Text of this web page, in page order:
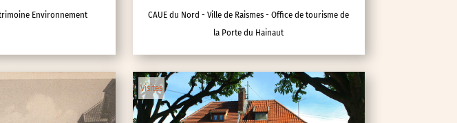
Environnement
CAUE du Nord - Ville de Raismes - Office de tourisme de
la Porte du Hainaut
Visites